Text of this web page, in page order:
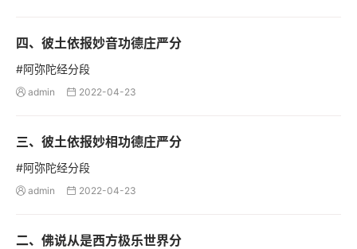
四、彼土依报妙音功德庄严分
#阿弥陀经分段
 admin  2022-04-23
三、彼土依报妙相功德庄严分
#阿弥陀经分段
 admin  2022-04-23
二、佛说从是西方极乐世界分